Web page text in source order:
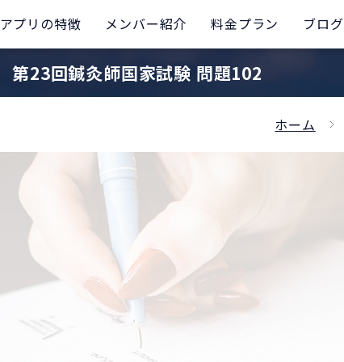
アプリの特徴 メンバー紹介 料金プラン ブログ
第23回鍼灸師国家試験 問題102
ホーム